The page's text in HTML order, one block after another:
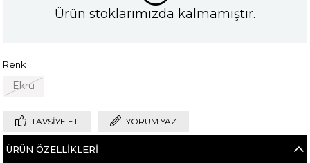
Ürün stoklarımızda kalmamıştır.
Renk
Ekru
TAVSIYE ET YORUM YAZ
ÜRÜN ÖZELLIKLERI